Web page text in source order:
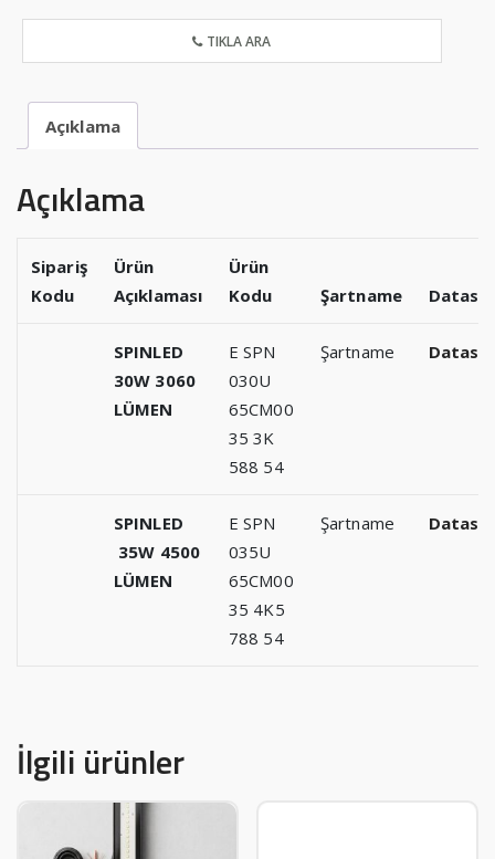
TIKLA ARA
Açıklama
Açıklama
Sipariş
Kodu
Ürün
Açıklaması
Ürün
Kodu
Şartname
SPINLED
30W 3060
LÜMEN
E SPN
030U
65CM00
35 3K
588 54
Şartname
SPINLED
35W 4500
LÜMEN
E SPN
035U
65CM00
35 4K5
788 54
Şartname
İlgili ürünler